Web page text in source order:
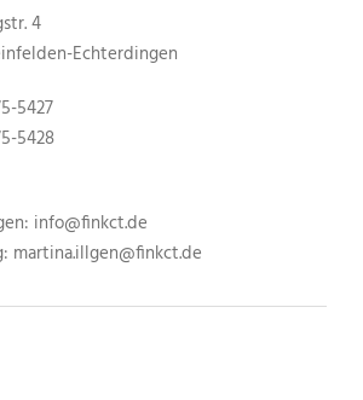
4
Echterdingen
5427
5428
info@finkct.de
martina.illgen@finkct.de